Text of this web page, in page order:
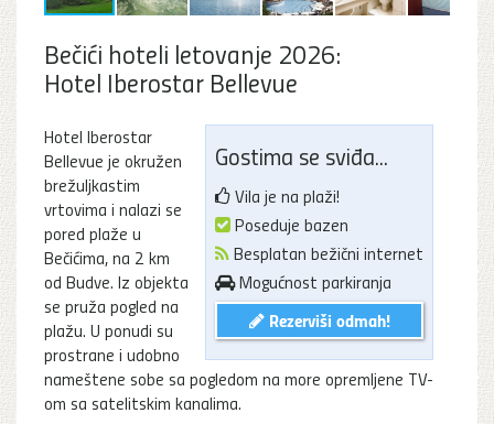
Bečići hoteli letovanje 2026:
Hotel Iberostar Bellevue
Gostima se sviđa...
Vila je na plaži!
Poseduje bazen
Besplatan bežični internet
Mogućnost parkiranja
Rezerviši odmah!
Hotel Iberostar
Bellevue je okružen
brežuljkastim
vrtovima i nalazi se
pored plaže u
Bečićima, na 2 km
od Budve. Iz objekta
se pruža pogled na
plažu. U ponudi su
prostrane i udobno
nameštene sobe sa pogledom na more opremljene TV-
om sa satelitskim kanalima.